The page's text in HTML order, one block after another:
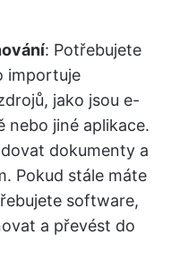
: Potřebujete
importuje
jako jsou e-
nebo jiné aplikace.
dokumenty a
Pokud stále máte
software,
a převést do